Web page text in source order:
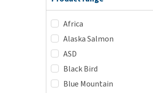
Africa
Alaska Salmon
ASD
Black Bird
Blue Mountain